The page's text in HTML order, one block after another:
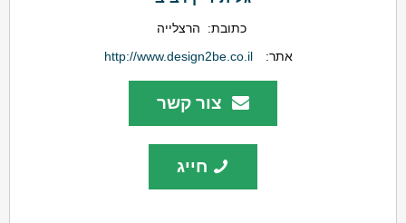
כתובת:
הרצלייה
אתר:
http://www.design2be.co.il
צור קשר
חייג